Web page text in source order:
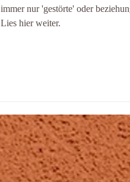
immer nur 'gestörte' oder
Lies hier weiter.